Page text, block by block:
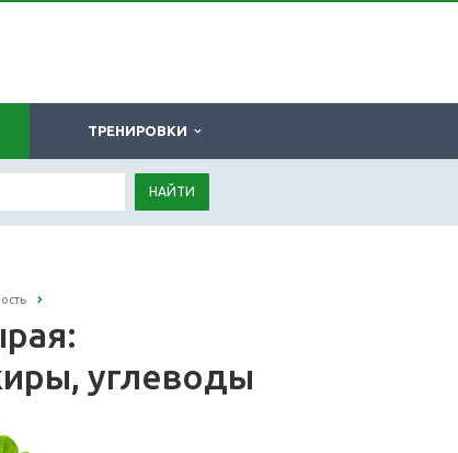
ТРЕНИРОВКИ
НАЙТИ
углеводы